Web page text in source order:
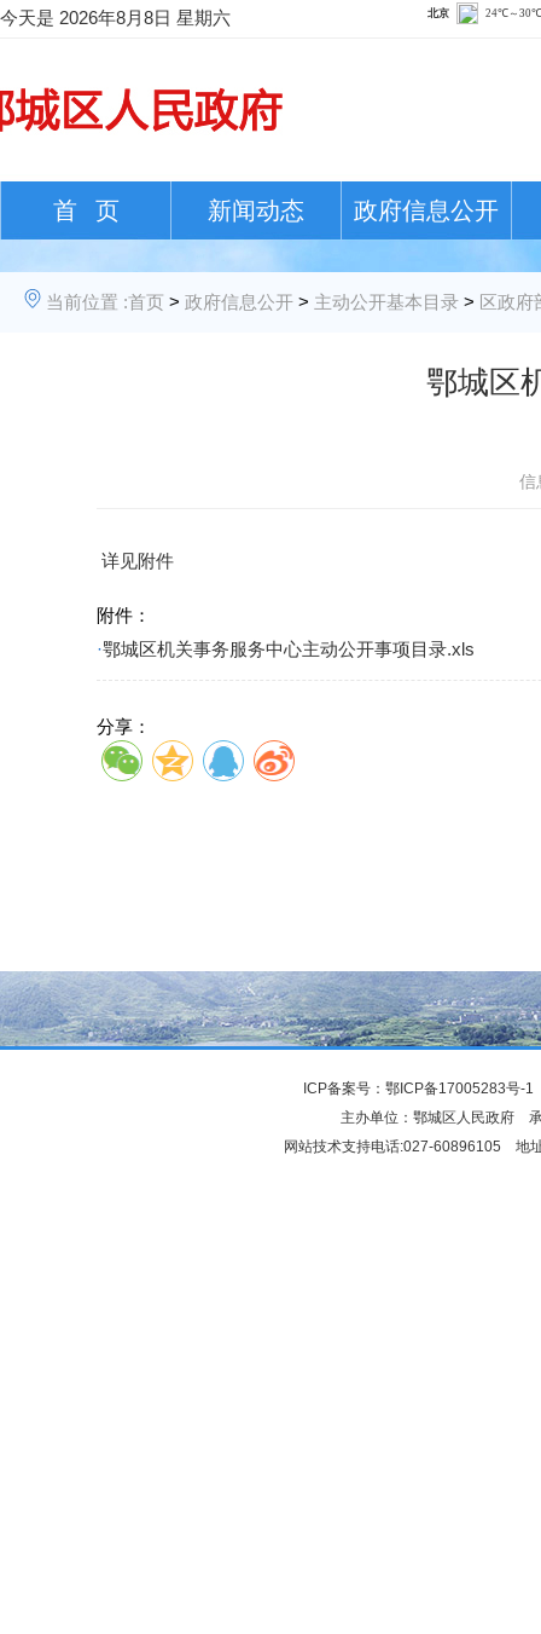
今天是 2026年8月8日 星期六
首 页 新闻动态 政府信息公开
当前位置 :首页 > 政府信息公开 > 主动公开基本目录 > 区政府
鄂城区
信
详见附件
附件：
·鄂城区机关事务服务中心主动公开事项目录.xls
分享：
ICP备案号： 鄂ICP备17005283号-1
主办单位：鄂城区人民政府
网站技术支持电话:027-60896105 地